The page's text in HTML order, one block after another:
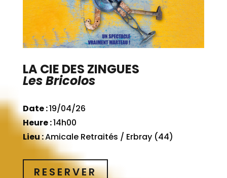
LA CIE DES ZINGUES
Les Bricolos
Date :19/04/26
Heure :14h00
Lieu :Amicale Retraités / Erbray (44)
RESERVER